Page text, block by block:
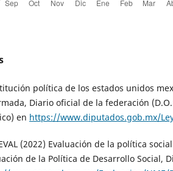
política de los estados unidos
Diario oficial de la federación
en https://www.diputados.gob.mx/
(2022) Evaluación de la política
de la Política de Desarrollo Social,